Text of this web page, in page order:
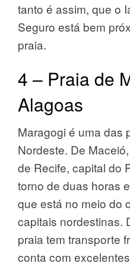
tanto é assim, que o
Seguro está bem
praia.
4 – Praia de
Alagoas
Maragogi é uma das
Nordeste. De
de Recife, capital do
torno de duas horas
que está no meio do
capitais nordestinas.
praia tem transporte
conta com